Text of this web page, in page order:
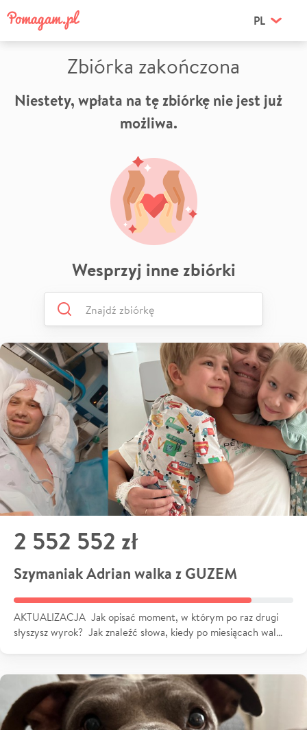
PL
Zbiórka zakończona
Niestety, wpłata na tę zbiórkę nie jest już
możliwa.
Wesprzyj inne zbiórki
2 552 552 zł
Szymaniak Adrian walka z GUZEM
AKTUALIZACJA Jak opisać moment, w którym po raz drugi
słyszysz wyrok? Jak znaleźć słowa, kiedy po miesiącach wal…